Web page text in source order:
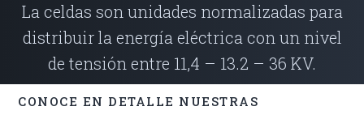
La celdas son unidades normalizadas para
distribuir la energía eléctrica con un nivel
de tensión entre 11,4 – 13.2 – 36 KV.
CONOCE EN DETALLE NUESTRAS